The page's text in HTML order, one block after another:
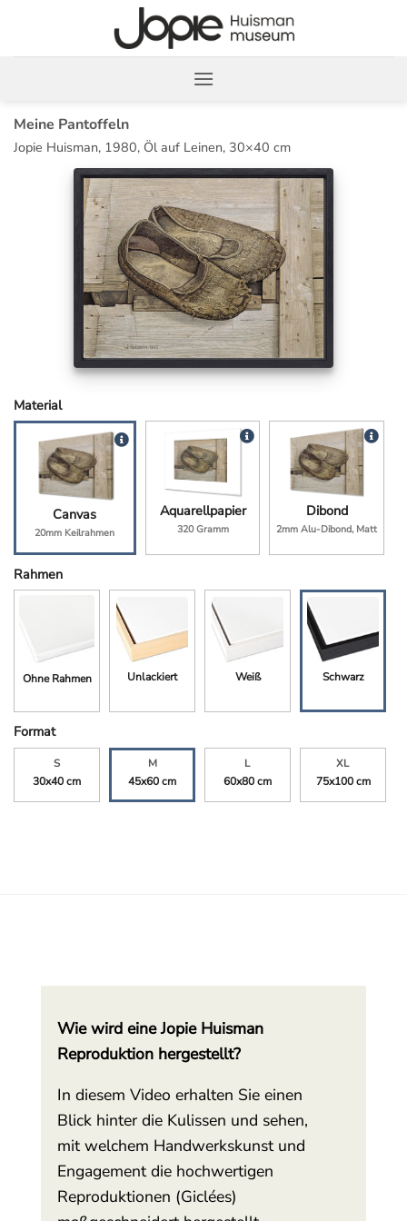
springen
Meine Pantoffeln
Jopie Huisman, 1980, Öl auf Leinen, 30×40 cm
Material
Canvas
20mm Keilrahmen
Aquarellpapier
320 Gramm
Dibond
2mm Alu-Dibond, Matt
Rahmen
Ohne Rahmen Unlackiert Weiß Schwarz
Format
S
30x40 cm
M
45x60 cm
L
60x80 cm
XL
75x100 cm
Wie wird eine Jopie Huisman
Reproduktion hergestellt?
In diesem Video erhalten Sie einen
Blick hinter die Kulissen und sehen,
mit welchem Handwerkskunst und
Engagement die hochwertigen
Reproduktionen (Giclées)